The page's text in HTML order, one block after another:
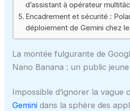
d’assistant à opérateur
Encadrement et sécurité :
déploiement de Gemini chez
La montée fulgurante de
Nano Banana : un public
Impossible d’ignorer la vague
Gemini dans la sphère des